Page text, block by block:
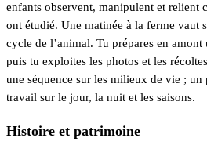
enfants observent, manipulent et relient
ont étudié. Une matinée à la ferme vaut
cycle de l’animal. Tu prépares en amont
puis tu exploites les photos et les
une séquence sur les milieux de vie ;
travail sur le jour, la nuit et les saisons.
Histoire et patrimoine